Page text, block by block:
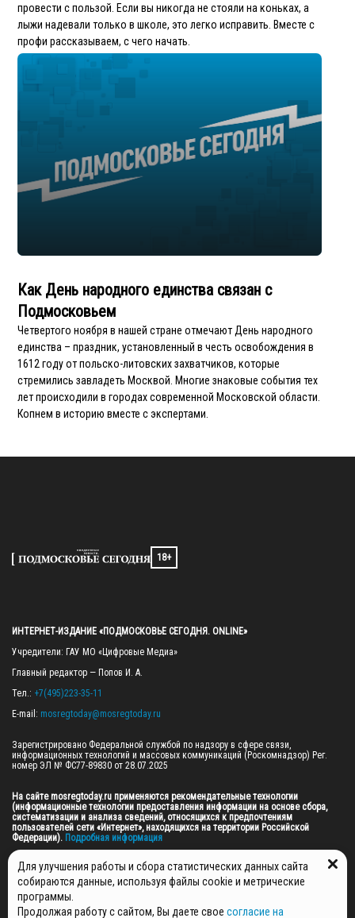
провести с пользой. Если вы никогда не стояли на коньках, а
лыжи надевали только в школе, это легко исправить. Вместе с
профи рассказываем, с чего начать.
Как День народного единства связан с
Подмосковьем
Четвертого ноября в нашей стране отмечают День народного
единства – праздник, установленный в честь освобождения в
1612 году от польско-литовских захватчиков, которые
стремились завладеть Москвой. Многие знаковые события тех
лет происходили в городах современной Московской области.
Копнем в историю вместе с экспертами.
18+
ИНТЕРНЕТ-ИЗДАНИЕ «ПОДМОСКОВЬЕ СЕГОДНЯ. ONLINE»
Учредители: ГАУ МО «Цифровые Медиа»
Главный редактор — Попов И. А.
Тел.: +7(495)223-35-11
E-mail: mosregtoday@mosregtoday.ru
Зарегистрировано Федеральной службой по надзору в сфере связи,
информационных технологий и массовых коммуникаций (Роскомнадзор) Рег.
номер ЭЛ № ФС77-89830 от 28.07.2025
На сайте mosregtoday.ru применяются рекомендательные технологии
(информационные технологии предоставления информации на основе сбора,
систематизации и анализа сведений, относящихся к предпочтениям
пользователей сети «Интернет», находящихся на территории Российской
Федерации). Подробная информация
© 2026 ПРАВА НА ВСЕ МАТЕРИАЛЫ САЙТА ПРИНАДЛЕЖАТ ГАУ МО "ЦИФРОВЫЕ
МЕДИА" (ОГРН: 1255000059467).
Для улучшения работы и сбора статистических данных сайта
собираются данные, используя файлы cookie и метрические
программы.
Продолжая работу с сайтом, Вы даете свое согласие на